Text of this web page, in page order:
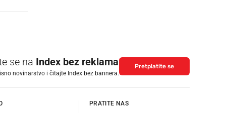
se na Index bez reklama
novinarstvo i čitajte Index bez bannera.
Pretplatite se
PRATITE NAS